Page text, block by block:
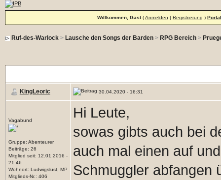
Willkommen, Gast(Anmelden | Registrierung ) Portal
Ruf-des-Warlock> Lausche den Songs der Barden> RPG Bereich>
KingLeoric 30.04.2020 - 16:31
Vagabund
Gruppe: Abenteurer
Beiträge: 26
Mitglied seit: 12.01.2016 -
21:46
Wohnort: Ludwigslust, MP
Mitglieds-Nr.: 406
Hi Leute,
sowas gibts auch bei
auch mal einen auf
Schmuggler abfangen